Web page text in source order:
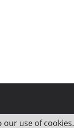
our use of cookies.